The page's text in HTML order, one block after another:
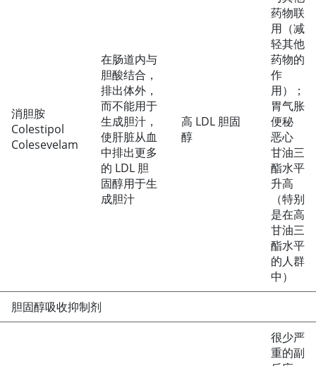
消胆胺
Colestipol
Colesevelam
在肠道内与
胆酸结合，
排出体外，
而不能用于
生成胆汁，
使肝脏从血
中排出更多
的 LDL 胆
固醇用于生
成胆汁
高 LDL 胆固
醇
药物联
用（减
轻其他
药物的
作
用）；
胃气胀
便秘
恶心
甘油三
酯水平
升高
（特别
是在高
甘油三
酯水平
的人群
中）
胆固醇吸收抑制剂
很少严
重的副